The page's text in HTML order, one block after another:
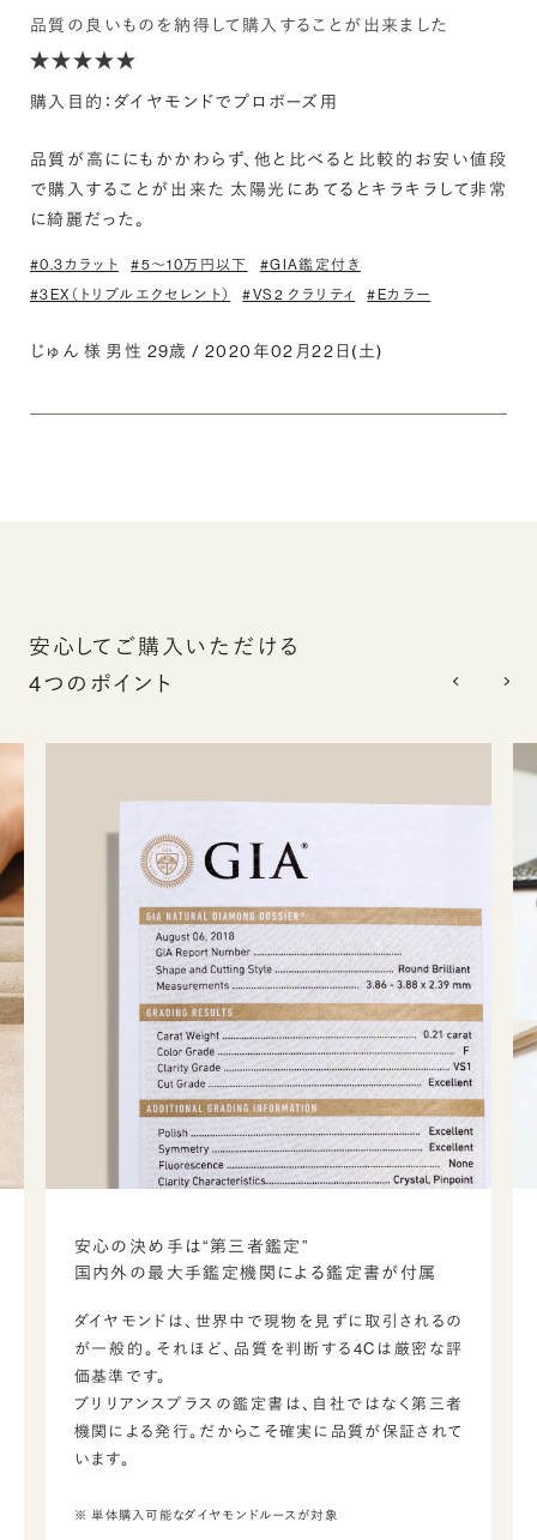
品質の良いものを納得して購入することが出来ました
購入目的：ダイヤモンドでプロポーズ用
品質が高ににもかかわらず、他と比べると比較的お安い値段
で購入することが出来た 太陽光にあてるとキラキラして非常
に綺麗だった。
#0.3カラット #5〜10万円以下
#GIA鑑定付き
#3EX（トリプルエクセレント）
#VS2 クラリティ #Eカラー
じゅん 様 男性 29歳 / 2020年02月22日(土)
安心してご購入いただける
4つのポイント
安心の決め手は“第三者鑑定”
国内外の最大手鑑定機関による鑑定書が付属
ダイヤモンドは、世界中で現物を見ずに取引されるの
が一般的。それほど、品質を判断する4Cは厳密な評
価基準です。
ブリリアンスプラスの鑑定書は、自社ではなく第三者
機関による発行。だからこそ確実に品質が保証されて
います。
※ 単体購入可能なダイヤモンドルースが対象